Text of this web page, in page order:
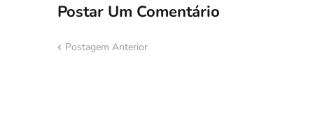
Postar Um Comentário
Postagem Anterior